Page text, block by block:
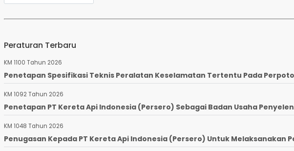
Peraturan Terbaru
KM 1100 Tahun 2026
Penetapan Spesifikasi Teknis Peralatan Keselamatan Tertentu Pada
KM 1092 Tahun 2026
Penetapan PT Kereta Api Indonesia (Persero) Sebagai Badan Usaha
KM 1048 Tahun 2026
Penugasan Kepada PT Kereta Api Indonesia (Persero) Untuk Melaksanakan